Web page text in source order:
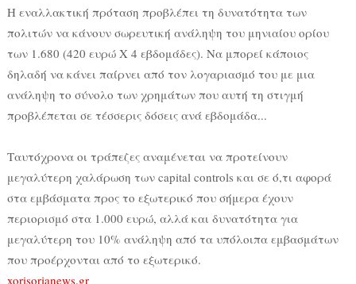
Η εναλλακτική πρόταση προβλέπει τη δυνατότητα των
πολιτών να κάνουν σωρευτική ανάληψη του μηνιαίου ορίου
των 1.680 (420 ευρώ Χ 4 εβδομάδες). Να μπορεί κάποιος
δηλαδή να κάνει παίρνει από τον λογαριασμό του με μια
ανάληψη το σύνολο των χρημάτων που αυτή τη στιγμή
προβλέπεται σε τέσσερις δόσεις ανά εβδομάδα...
Ταυτόχρονα οι τράπεζες αναμένεται να προτείνουν
μεγαλύτερη χαλάρωση των capital controls και σε ό,τι αφορά
στα εμβάσματα προς το εξωτερικό που σήμερα έχουν
περιορισμό στα 1.000 ευρώ, αλλά και δυνατότητα για
μεγαλύτερη του 10% ανάληψη από τα υπόλοιπα εμβασμάτων
που προέρχονται από το εξωτερικό.
xorisorianews.gr